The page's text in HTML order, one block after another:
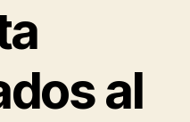
al